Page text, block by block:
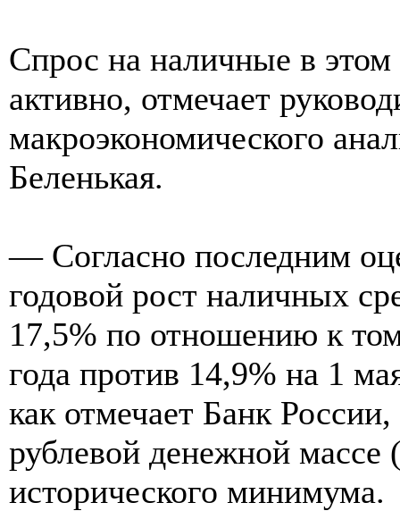
Спрос на наличные в этом
активно, отмечает
макроэкономического
Беленькая.
— Согласно последним
годовой рост наличных
17,5% по отношению к
года против 14,9% на 1
как отмечает Банк
рублевой денежной массе
исторического минимума.